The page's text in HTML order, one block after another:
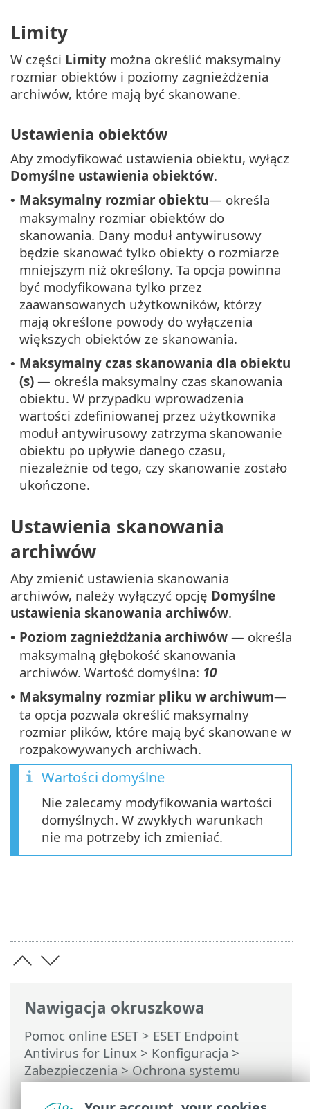
Nawigacja okruszkowa
Pomoc online ESET> ESET Endpoint
Antivirus for Linux > Konfiguracja >
Zabezpieczenia>Ochrona systemu
plików w czasie rzeczywistym>
Parametry technologii ThreatSense
Limity
W części Limity można określić maksymalny
rozmiar obiektów i poziomy zagnieżdżenia
archiwów, które mają być skanowane.
Ustawienia obiektów
Aby zmodyfikować ustawienia obiektu, wyłącz
Domyślne ustawienia obiektów.
• Maksymalny rozmiar obiektu— określa
maksymalny rozmiar obiektów do
skanowania. Dany moduł antywirusowy
będzie skanować tylko obiekty o rozmiarze
mniejszym niż określony. Ta opcja powinna
być modyfikowana tylko przez
zaawansowanych użytkowników, którzy
mają określone powody do wyłączenia
większych obiektów ze skanowania.
• Maksymalny czas skanowania dla obiektu
(s) — określa maksymalny czas skanowania
obiektu. W przypadku wprowadzenia
wartości zdefiniowanej przez użytkownika
moduł antywirusowy zatrzyma skanowanie
obiektu po upływie danego czasu,
niezależnie od tego, czy skanowanie zostało
ukończone.
Ustawienia skanowania
archiwów
Aby zmienić ustawienia skanowania
archiwów, należy wyłączyć opcję Domyślne
ustawienia skanowania archiwów.
• Poziom zagnieżdżania archiwów — określa
maksymalną głębokość skanowania
archiwów. Wartość domyślna: 10
• Maksymalny rozmiar pliku w archiwum—
ta opcja pozwala określić maksymalny
rozmiar plików, które mają być skanowane w
rozpakowywanych archiwach.
Wartości domyślne
Nie zalecamy modyfikowania wartości
domyślnych. W zwykłych warunkach
nie ma potrzeby ich zmieniać.